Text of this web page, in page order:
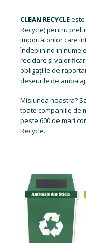
CLEAN RECYCLE
Recycle) pentru
importatorilor care
îndeplinind in
reciclare și
obligațiile de
deșeurile de
Misiunea noastra?
toate companiile de
peste 600 de mari
Recycle.